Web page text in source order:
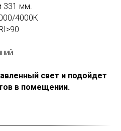
331 мм.
4000К
свет и подойдет
в помещении.